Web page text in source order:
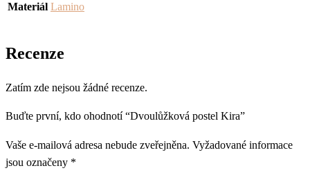
Materiál Lamino
Recenze
Zatím zde nejsou žádné recenze.
Buďte první, kdo ohodnotí “Dvoulůžková postel Kira”
Vaše e-mailová adresa nebude zveřejněna. Vyžadované informace
jsou označeny *